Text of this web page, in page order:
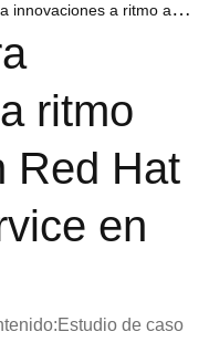
acelerado con Red Hat OpenShift Service en AWS
ritmo
Red Hat
en
de caso